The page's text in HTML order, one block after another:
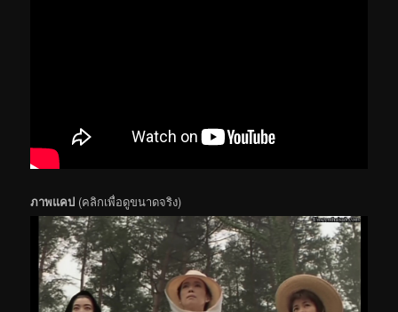
ภาพแคป (คลิกเพื่อดูขนาดจริง)